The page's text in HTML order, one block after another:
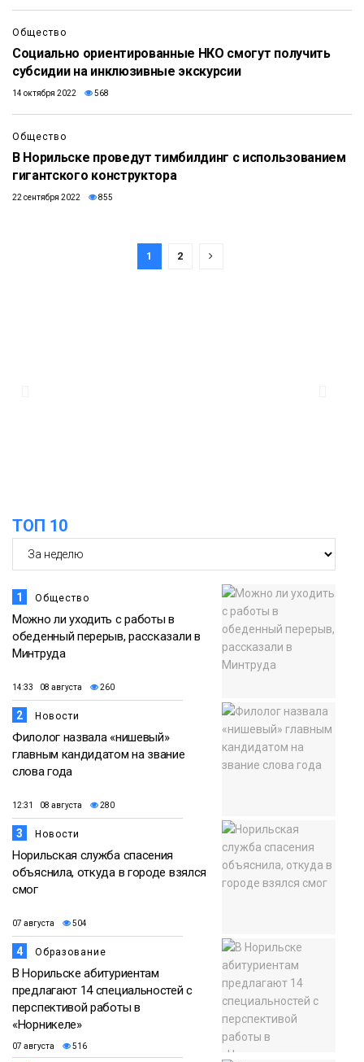
Общество
Социально ориентированные НКО смогут получить
субсидии на инклюзивные экскурсии
14 октября 2022 568
Общество
В Норильске проведут тимбилдинг с использованием
гигантского конструктора
22 сентября 2022 855
1 2
ТОП 10
1 Общество
Можно ли уходить с работы в
обеденный перерыв, рассказали в
Минтруда
14:33 08 августа 260
2 Новости
Филолог назвала «нишевый»
главным кандидатом на звание
слова года
12:31 08 августа 280
3 Новости
Норильская служба спасения
объяснила, откуда в городе взялся
смог
07 августа 504
4 Образование
В Норильске абитуриентам
предлагают 14 специальностей с
перспективой работы в
«Норникеле»
07 августа 516